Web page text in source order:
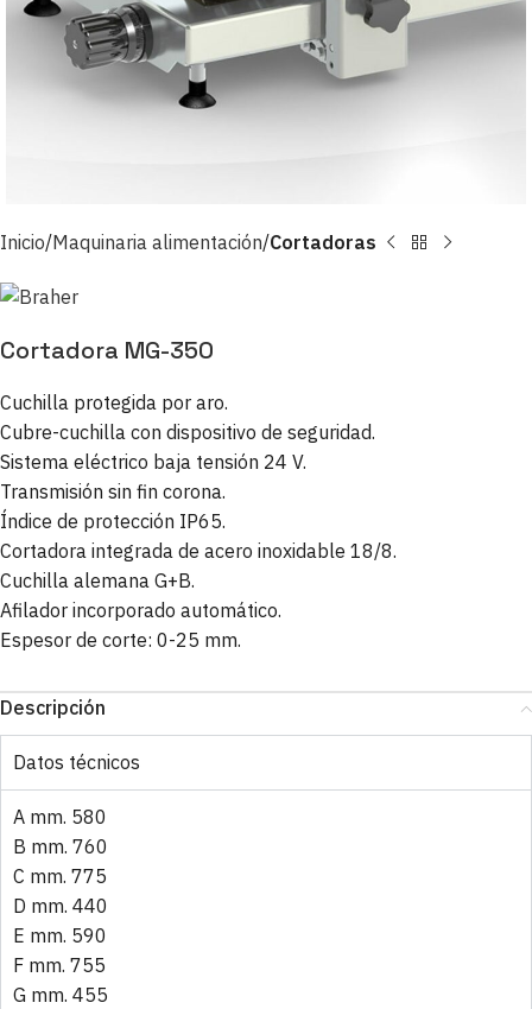
Inicio Maquinaria alimentación Cortadoras
Cortadora MG-350
Cuchilla protegida por aro.
Cubre-cuchilla con dispositivo de seguridad.
Sistema eléctrico baja tensión 24 V.
Transmisión sin fin corona.
Índice de protección IP65.
Cortadora integrada de acero inoxidable 18/8.
Cuchilla alemana G+B.
Afilador incorporado automático.
Espesor de corte: 0-25 mm.
Descripción
Datos técnicos
A mm. 580
B mm. 760
C mm. 775
D mm. 440
E mm. 590
F mm. 755
G mm. 455